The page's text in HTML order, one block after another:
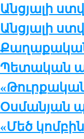
Անցյալի
Անցյալի
Քաղաքական
Պետական
Օսմանյան
«Մեծ